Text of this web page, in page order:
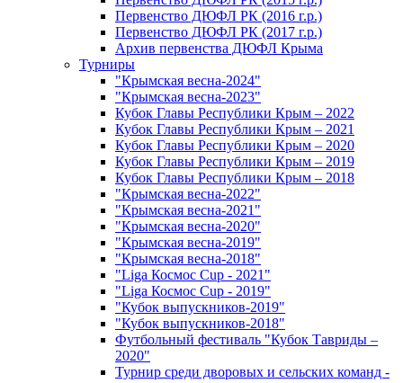
Первенство ДЮФЛ РК (2016 г.р.)
Первенство ДЮФЛ РК (2017 г.р.)
Архив первенства ДЮФЛ Крыма
Турниры
"Крымская весна-2024"
"Крымская весна-2023"
Кубок Главы Республики Крым – 2022
Кубок Главы Республики Крым – 2021
Кубок Главы Республики Крым – 2020
Кубок Главы Республики Крым – 2019
Кубок Главы Республики Крым – 2018
"Крымская весна-2022"
"Крымская весна-2021"
"Крымская весна-2020"
"Крымская весна-2019"
"Крымская весна-2018"
"Liga Космос Cup - 2021"
"Liga Космос Cup - 2019"
"Кубок выпускников-2019"
"Кубок выпускников-2018"
Футбольный фестиваль "Кубок Тавриды –
2020"
Турнир среди дворовых и сельских команд -